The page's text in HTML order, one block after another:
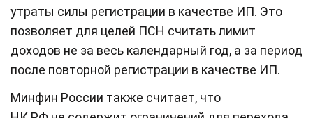
утраты силы регистрации в качестве ИП. Это
позволяет для целей ПСН считать лимит
доходов не за весь календарный год, а за период
после повторной регистрации в качестве ИП.
Минфин России также считает, что